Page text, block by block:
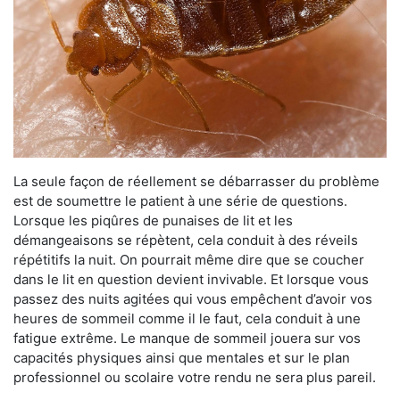
La seule façon de réellement se débarrasser du problème
est de soumettre le patient à une série de questions.
Lorsque les piqûres de punaises de lit et les
démangeaisons se répètent, cela conduit à des réveils
répétitifs la nuit. On pourrait même dire que se coucher
dans le lit en question devient invivable. Et lorsque vous
passez des nuits agitées qui vous empêchent d’avoir vos
heures de sommeil comme il le faut, cela conduit à une
fatigue extrême. Le manque de sommeil jouera sur vos
capacités physiques ainsi que mentales et sur le plan
professionnel ou scolaire votre rendu ne sera plus pareil.